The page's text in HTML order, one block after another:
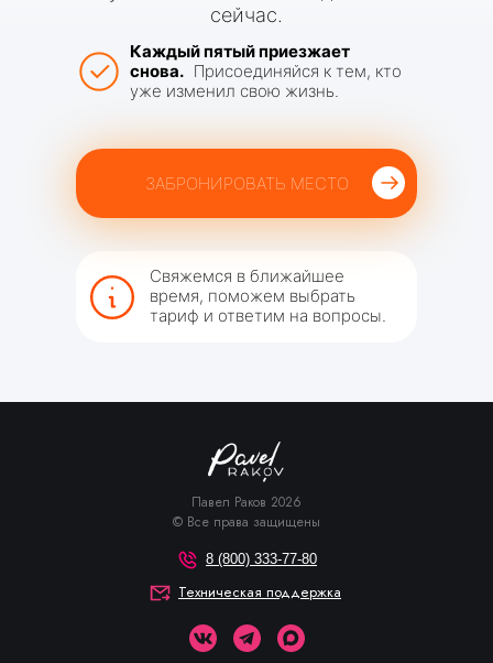
и купила 3 квартиры с
мужем
Повысили на работе,
статусный мужчина
После лагеря переехала
в Москву, работает на себя
и довольна своей жизнью
Ушла из найма:
купила автомобиль и дом
Решились проблемы со
спиной и вышла в финал
проекта “Мисс Бикини” в
38
Подняла самооценку и
ушла
с нелюбимой работы
сейчас.
Каждый пятый приезжает
снова. Присоединяйся к тем, кто
уже изменил свою жизнь.
Свяжемся в ближайшее
время, поможем выбрать
тариф и ответим на вопросы.
ЗАБРОНИРОВАТЬ МЕСТО
Павел Раков 2026
© Все права защищены
8 (800) 333-77-80
Техническая поддержка